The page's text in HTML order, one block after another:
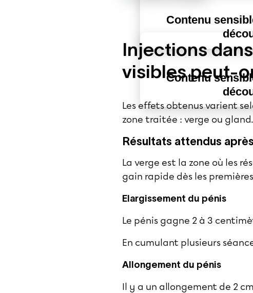
Contenu
Contenu
Injections
visibles peut-
Les effets obtenus varient
zone traitée : verge ou gland.
Résultats attendus
La verge est la zone où les
gain rapide dès les
Elargissement du pénis
Le pénis gagne 2 à 3
En cumulant plusieurs
Allongement du pénis
Il y a un allongement de 2